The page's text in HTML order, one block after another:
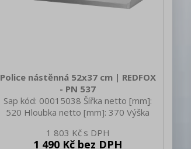
Police nástěnná 52x37 cm | REDFOX
- PN 537
Sap kód: 00015038 Šířka netto [mm]:
520 Hloubka netto [mm]: 370 Výška
2.70 Šířka brutto [mm]: 530 Hloubka
1 803 Kč
1 490 Kč bez DPH